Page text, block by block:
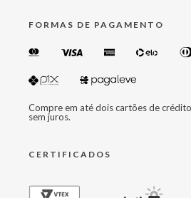
FORMAS DE PAGAMENTO
Compre em até dois cartões de
sem juros.
CERTIFICADOS